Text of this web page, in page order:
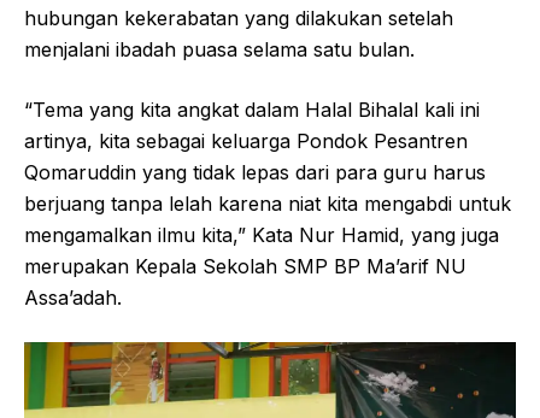
hubungan kekerabatan yang dilakukan setelah
menjalani ibadah puasa selama satu bulan.
“Tema yang kita angkat dalam Halal Bihalal kali ini
artinya, kita sebagai keluarga Pondok Pesantren
Qomaruddin yang tidak lepas dari para guru harus
berjuang tanpa lelah karena niat kita mengabdi untuk
mengamalkan ilmu kita,” Kata Nur Hamid, yang juga
merupakan Kepala Sekolah SMP BP Ma’arif NU
Assa’adah.